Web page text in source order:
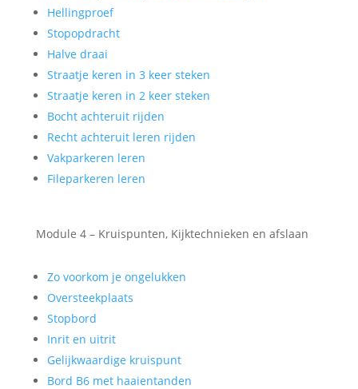
Hellingproef
Stopopdracht
Halve draai
Straatje keren in 3 keer steken
Straatje keren in 2 keer steken
Bocht achteruit rijden
Recht achteruit leren rijden
Vakparkeren leren
Fileparkeren leren
Module 4 – Kruispunten, Kijktechnieken en afslaan
Zo voorkom je ongelukken
Oversteekplaats
Stopbord
Inrit en uitrit
Gelijkwaardige kruispunt
Bord B6 met haaientanden